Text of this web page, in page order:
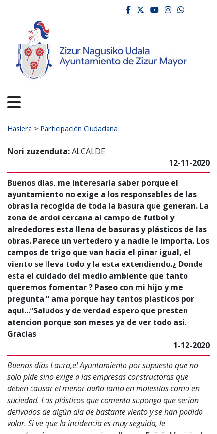
Ayuntamiento de
facebook
twitter
youtube
Search for:
Hasiera > Participación Ciudadana
Nori zuzenduta:ALCALDE
12-11-2020
Buenos días, me interesaría saber porque el
ayuntamiento no exige a los responsables de las
obras la recogida de toda la basura que generan. La
zona de ardoi cercana al campo de futbol y
alrededores esta llena de basuras y plásticos de las
obras. Parece un vertedero y a nadie le importa. Los
campos de trigo que van hacia el pinar igual, el
viento se lleva todo y la esta extendiendo.¿ Donde
esta el cuidado del medio ambiente que tanto
queremos fomentar ? Paseo con mi hijo y me
pregunta “ ama porque hay tantos plasticos por
aqui...”Saludos y de verdad espero que presten
atencion porque son meses ya de ver todo asi.
Gracias
1-12-2020
Buenos días Laura,el Ayuntamiento por supuesto que no
solo pide sino exige a las empresas constructoras que
deben causar el menor daño tanto en molestias como en
suciedad. Las plásticos que comenta supongo que serían
derivados de algún día de bastante viento y se han podido
volar. Si ve que la incidencia es muy seguida, le